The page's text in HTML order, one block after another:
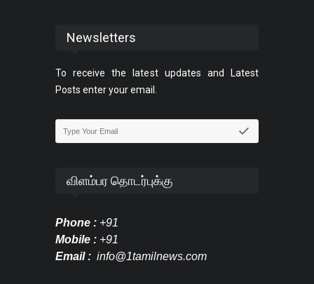
Newsletters
To receive the latest updates and Latest
Posts enter your email.
விளம்பர தொடர்புக்கு
Phone : +91
Mobile : +91
Email : info@1tamilnews.com